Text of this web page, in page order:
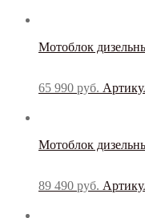
Baiyun(0)
Comac(0)
EVOline
Fantom
FIMAP(0)
Мотоблок
65 990 руб.
Мотоблок
89 490 руб.